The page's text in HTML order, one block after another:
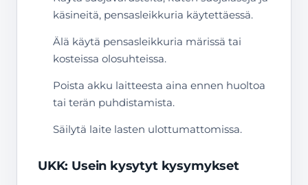
käsineitä, pensasleikkuria käytettäessä.
Älä käytä pensasleikkuria märissä tai
kosteissa olosuhteissa.
Poista akku laitteesta aina ennen huoltoa
tai terän puhdistamista.
Säilytä laite lasten ulottumattomissa.
UKK: Usein kysytyt kysymykset